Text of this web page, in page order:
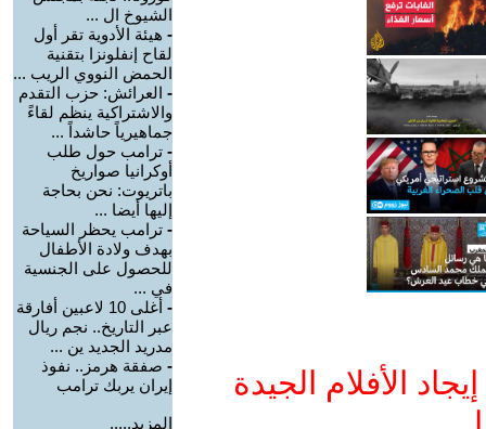
الأفلام الجيدة
الشيوخ ال ...
- هيئة الأدوية تقر أول
لقاح إنفلونزا بتقنية
الحمض النووي الريب ...
- العرائش: حزب التقدم
والاشتراكية ينظم لقاءً
جماهيرياً حاشداً ...
- ترامب حول طلب
أوكرانيا صواريخ
باتريوت: نحن بحاجة
إليها أيضا ...
- ترامب يحظر السياحة
بهدف ولادة الأطفال
للحصول على الجنسية
في ...
-
أغلى 10 لاعبين أفارقة
عبر التاريخ.. نجم ريال
مدريد الجديد ين ...
- صفقة هرمز.. نفوذ
إيران يربك ترامب
المزيد.....